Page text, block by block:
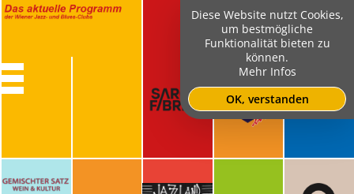
Diese Website nutzt Cookies,
um bestmögliche
Funktionalität bieten zu
können.
Mehr Infos
OK, verstanden